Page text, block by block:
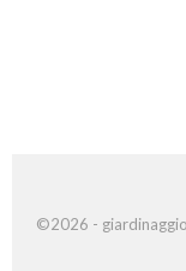
©2026 -